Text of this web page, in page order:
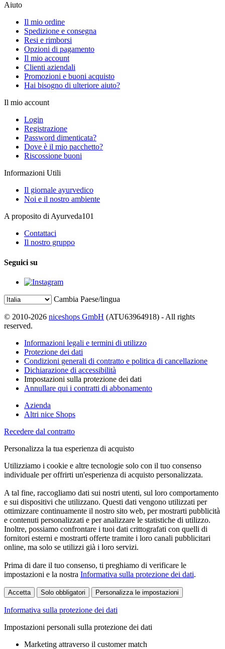
Aiuto
Il mio ordine
Spedizione e consegna
Resi e rimborsi
Opzioni di pagamento
Il mio account
Clienti aziendali
Promozioni e buoni acquisto
Hai bisogno di ulteriore aiuto?
Il mio account
Login
Registrazione
Password dimenticata?
Dove è il mio pacchetto?
Riscossione buoni
Informazioni Utili
Il giornale ayurvedico
Noi e il nostro ambiente
A proposito di Ayurveda101
Contattaci
Il nostro gruppo
Seguici su
Cambia Paese/lingua
© 2010-2026 niceshops GmbH (ATU63964918) - All rights
reserved.
Informazioni legali e termini di utilizzo
Protezione dei dati
Condizioni generali di contratto e politica di cancellazione
Dichiarazione di accessibilità
Impostazioni sulla protezione dei dati
Annullare qui i contratti di abbonamento
Azienda
Altri nice Shops
Recedere dal contratto
Personalizza la tua esperienza di acquisto
Utilizziamo i cookie e altre tecnologie solo con il tuo consenso
individuale per offrirti un'esperienza di acquisto personalizzata.
A tal fine, raccogliamo dati sui nostri utenti, sul loro comportamento
e sui dispositivi che utilizzano. Questi dati vengono utilizzati per
ottimizzare continuamente il nostro sito web, per mostrarti pubblicità
e contenuti personalizzati e per analizzare le statistiche di utilizzo.
Inoltre, possiamo confrontare i tuoi dati crittografati con quelli di
fornitori esterni e mostrarti offerte tramite i loro canali pubblicitari
online, ma solo se utilizzi già i loro servizi.
Prima di dare il tuo consenso, ti preghiamo di verificare le
impostazioni e la nostra Informativa sulla protezione dei dati.
Accetta Solo obbligatori Personalizza le impostazioni
Informativa sulla protezione dei dati
Impostazioni personali sulla protezione dei dati
Marketing attraverso il customer match